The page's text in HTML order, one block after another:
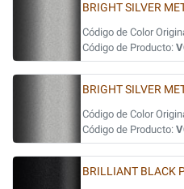
BRIGHT SILVER
Código de Color
Código de Producto:
BRIGHT SILVER
Código de Color
Código de Producto:
BRILLIANT BLACK